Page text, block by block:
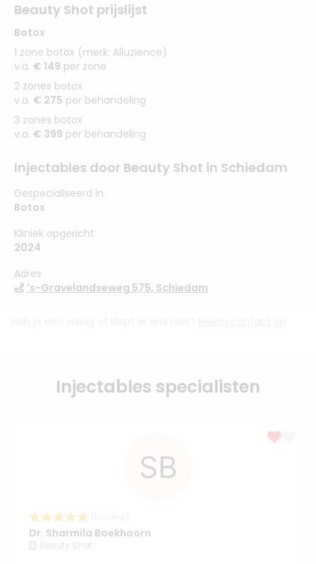
Beauty Shot prijslijst
Botox
1 zone botox (merk: Alluzience)
v.a. € 149 per zone
2 zones botox
v.a. € 275 per behandeling
3 zones botox
v.a. € 399 per behandeling
Injectables door Beauty Shot in Schiedam
Gespecialiseerd in
Botox
Kliniek opgericht
2024
Adres
's-Gravelandseweg 575, Schiedam
Injectables specialisten
Dr. Sharmila Boekhoorn
Beauty Shot